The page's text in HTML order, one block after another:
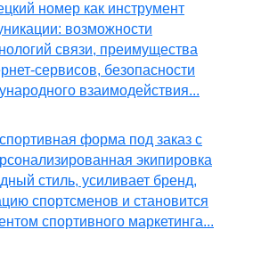
номер как инструмент
возможности
связи, преимущества
сервисов, безопасности
взаимодействия...
форма под заказ с
экипировка
стиль, усиливает бренд,
спортсменов и становится
спортивного маркетинга...